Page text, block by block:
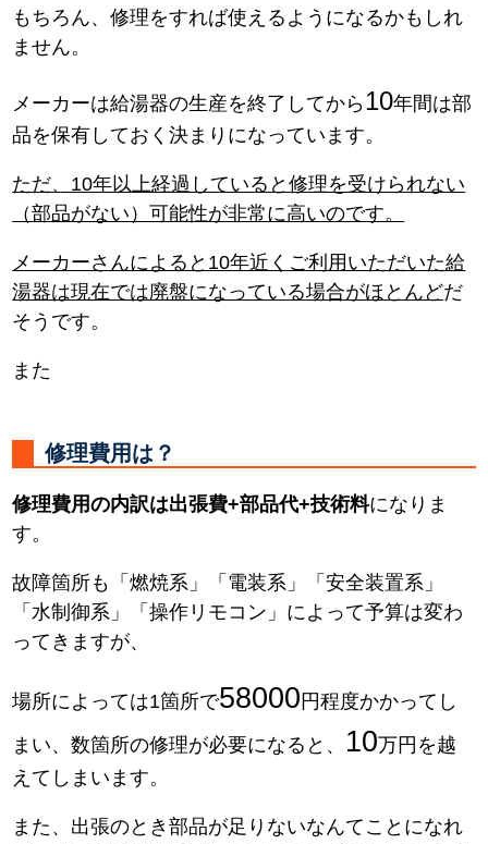
もちろん、修理をすれば使えるようになるかもしれ
ません。
メーカーは給湯器の生産を終了してから10年間は部
品を保有しておく決まりになっています。
ただ、10年以上経過していると修理を受けられない
（部品がない）可能性が非常に高いのです。
メーカーさんによると10年近くご利用いただいた給
湯器は現在では廃盤になっている場合がほとんどだ
そうです。
また
修理費用は？
修理費用の内訳は出張費+部品代+技術料になりま
す。
故障箇所も「燃焼系」「電装系」「安全装置系」
「水制御系」「操作リモコン」によって予算は変わ
ってきますが、
場所によっては1箇所で58000 円程度かかってし
まい、数箇所の修理が必要になると、 10万円を越
えてしまいます。
また、出張のとき部品が足りないなんてことになれ